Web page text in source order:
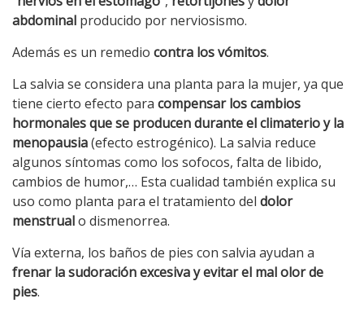
abdominal producido por nerviosismo.
Además es un remedio contra los vómitos.
La salvia se considera una planta para la mujer, ya que
tiene cierto efecto para compensar los cambios
hormonales que se producen durante el climaterio y la
menopausia(efecto estrogénico). La salvia reduce
algunos síntomas como los sofocos, falta de libido,
cambios de humor,… Esta cualidad también explica su
uso como planta para el tratamiento del dolor
menstrualo dismenorrea.
Vía externa, los baños de pies con salvia ayudan a
frenar la sudoración excesiva y evitar el mal olor de
pies.